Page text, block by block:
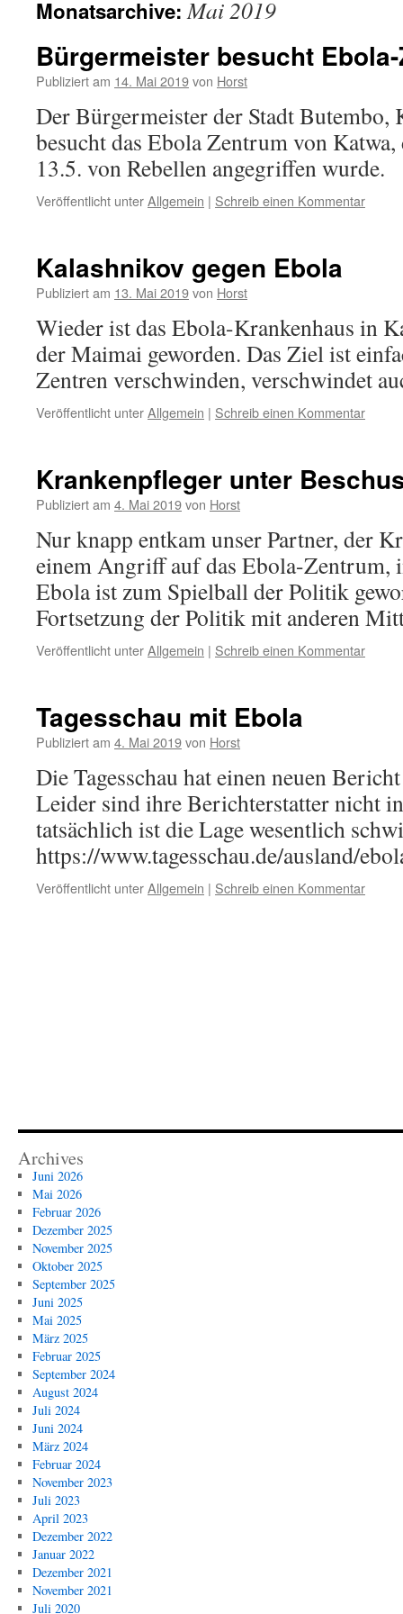
Monatsarchive:Mai 2019
Bürgermeister besucht
Publiziert am 14. Mai 2019von Horst
Der Bürgermeister der Stadt Butembo,
besucht das Ebola Zentrum von
13.5. von Rebellen angegriffen wurde.
Veröffentlicht unterAllgemein | Schreib einen Kommentar
Kalashnikov gegen Ebola
Publiziert am 13. Mai 2019von Horst
Wieder ist das Ebola-Krankenhaus in
der Maimai geworden. Das Ziel ist
Zentren verschwinden, verschwindet
Veröffentlicht unterAllgemein | Schreib einen Kommentar
Krankenpfleger unter
Publiziert am 4. Mai 2019von Horst
Nur knapp entkam unser Partner, der
einem Angriff auf das Ebola-Zentrum,
Ebola ist zum Spielball der Politik
Fortsetzung der Politik mit anderen
Veröffentlicht unterAllgemein | Schreib einen Kommentar
Tagesschau mit Ebola
Publiziert am 4. Mai 2019von Horst
Die Tagesschau hat einen neuen
Leider sind ihre Berichterstatter nicht
tatsächlich ist die Lage wesentlich
https://www.tagesschau.de/ausland/
Veröffentlicht unterAllgemein | Schreib einen Kommentar
Archives
Juni 2026
Mai 2026
Februar 2026
Dezember 2025
November 2025
Oktober 2025
September 2025
Juni 2025
Mai 2025
März 2025
Februar 2025
September 2024
August 2024
Juli 2024
Juni 2024
März 2024
Februar 2024
November 2023
Juli 2023
April 2023
Dezember 2022
Januar 2022
Dezember 2021
November 2021
Juli 2020